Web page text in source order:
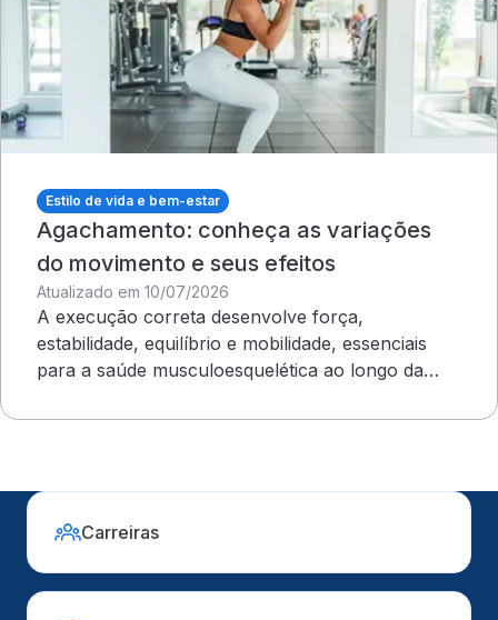
Estilo de vida e bem-estar
Agachamento: conheça as variações
do movimento e seus efeitos
Atualizado em 10/07/2026
A execução correta desenvolve força,
estabilidade, equilíbrio e mobilidade, essenciais
para a saúde musculoesquelética ao longo da
Carreiras